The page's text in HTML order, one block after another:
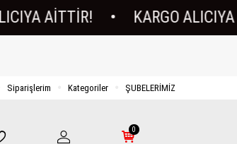
AİTTİR! • KARGO ALICIYA
Siparişlerim Kategoriler ŞUBELERİMİZ
0